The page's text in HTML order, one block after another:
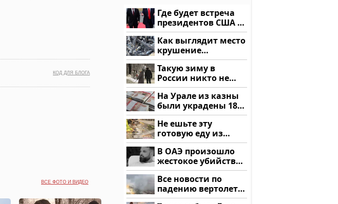
КОД ДЛЯ БЛОГА
ВСЕ ФОТО И ВИДЕО
Где будет встреча
президентов США и
России: Европа?
Как выглядит место
крушение
вертолета на
Кавказе: смотреть
Такую зиму в
России никто не
ждал: как так?!
На Урале из казны
были украдены 18
миллионов рублей
Не ешьте эту
готовую еду из
магазина: список
В ОАЭ произошло
жестокое убийство
криптомиллионера
Все новости по
падению вертолета
на Кавказе: читать